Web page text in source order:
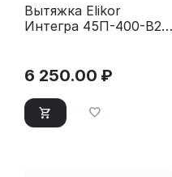
Вытяжка Elikor
Интегра 45П-400-В2Л
6 250.00 ₽